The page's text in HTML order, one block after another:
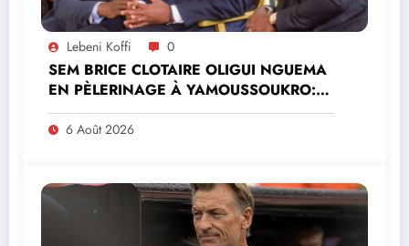
Lebeni Koffi 0
SEM BRICE CLOTAIRE OLIGUI NGUEMA
EN PÈLERINAGE À YAMOUSSOUKRO:LE
MINISTRE PAULIN CLAUDE DANHO
PREND PART À LA CÉRÉMONIE
6 Août 2026